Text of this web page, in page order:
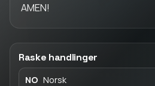
Raske handlinger
NO Norsk
AMEN!